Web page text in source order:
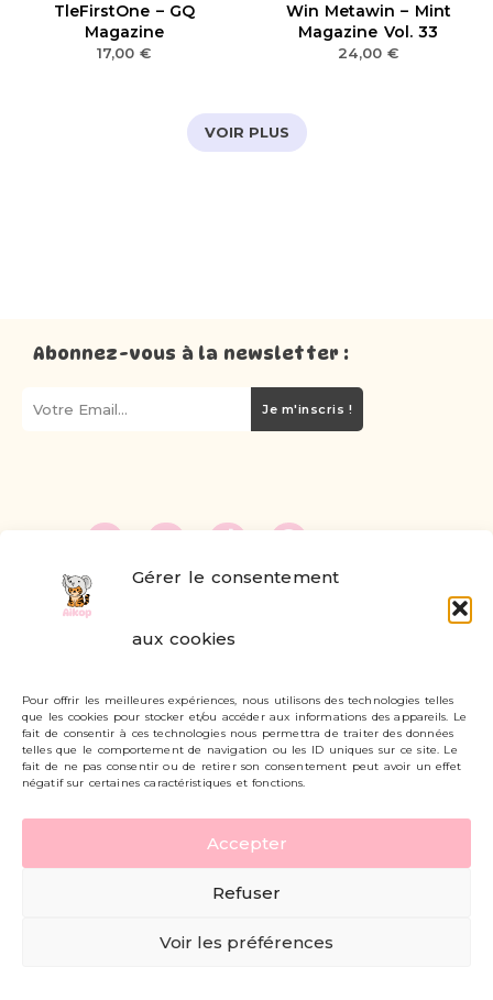
Gérer le consentement
aux cookies
Pour offrir les meilleures expériences, nous utilisons des technologies telles
que les cookies pour stocker et/ou accéder aux informations des appareils. Le
fait de consentir à ces technologies nous permettra de traiter des données
telles que le comportement de navigation ou les ID uniques sur ce site. Le
fait de ne pas consentir ou de retirer son consentement peut avoir un effet
négatif sur certaines caractéristiques et fonctions.
Accepter
Refuser
Voir les préférences
TleFirstOne – GQ
Magazine
17,00€
Win Metawin – Mint
Magazine Vol. 33
24,00 €
VOIR PLUS
Abonnez-vous à la newsletter :
Je m'inscris !
Livraisons et retours
Mon compte
Carte cadeau
Politique de confidentialité
Mentions légales - CGV